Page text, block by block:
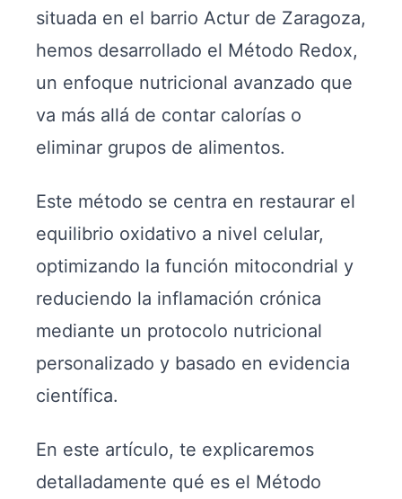
situada en el barrio Actur de Zaragoza,
hemos desarrollado el Método Redox,
un enfoque nutricional avanzado que
va más allá de contar calorías o
eliminar grupos de alimentos.
Este método se centra en restaurar el
equilibrio oxidativo a nivel celular,
optimizando la función mitocondrial y
reduciendo la inflamación crónica
mediante un protocolo nutricional
personalizado y basado en evidencia
científica.
En este artículo, te explicaremos
detalladamente qué es el Método